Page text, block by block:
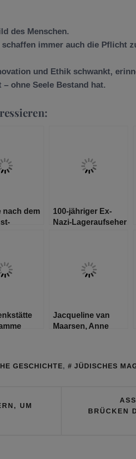
des Menschen.
immer auch die Pflicht
und Ethik schwankt,
ohne Seele Bestand hat.
nach dem
100-jähriger Ex-
Nazi-Lageraufseher
sprechen
Jacqueline van
Maarsen, Anne
GESCHICHTE, JÜDISCHES
UM
BRÜCKEN